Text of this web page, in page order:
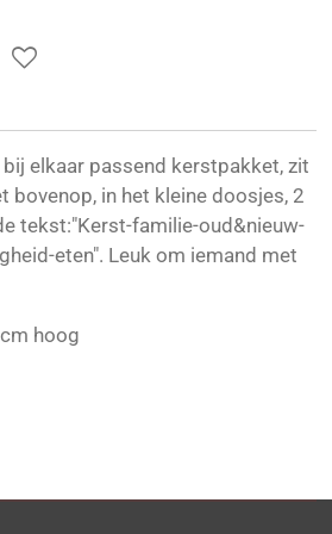
elkaar passend kerstpakket, zit
bovenop, in het kleine doosjes, 2
tekst:"Kerst-familie-oud&nieuw-
eten". Leuk om iemand met
hoog